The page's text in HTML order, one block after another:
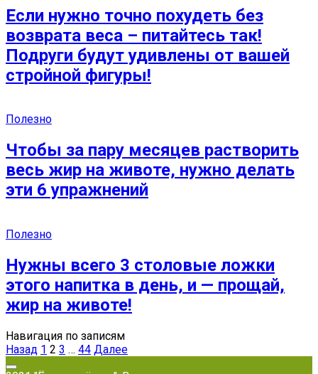
Если нужно точно похудеть без
возврата веса – питайтесь так!
Подруги будут удивлены от вашей
стройной фигуры!
Полезно
Чтобы за пару месяцев растворить
весь жир на животе, нужно делать
эти 6 упражнений
Полезно
Нужны всего 3 столовые ложки
этого напитка в день, и — прощай,
жир на животе!
Навигация по записям
Назад 1 2 3 … 44 Далее